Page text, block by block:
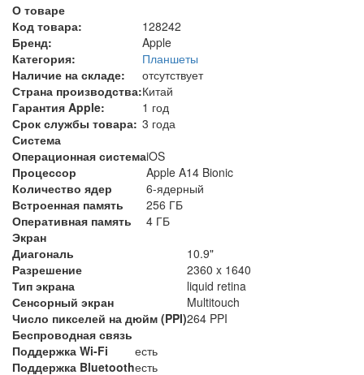
О товаре
Код товара:
128242
Бренд:
Apple
Категория:
Планшеты
Наличие на складе:
отсутствует
Страна производства:Китай
Гарантия Apple:
1 год
Срок службы товара: 3 года
Система
Операционная системаiOS
Процессор
Apple A14 Bionic
Количество ядер
6-ядерный
Встроенная память
256 ГБ
Оперативная память
4 ГБ
Экран
Диагональ
10.9"
Разрешение
2360 x 1640
Тип экрана
liquid retina
Сенсорный экран
Multitouch
Число пикселей на дюйм (PPI)264 PPI
Беспроводная связь
Поддержка Wi-Fi
есть
Поддержка Bluetoothесть